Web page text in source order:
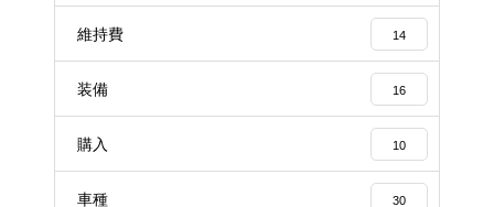
維持費 14
装備 16
購入 10
車種 30